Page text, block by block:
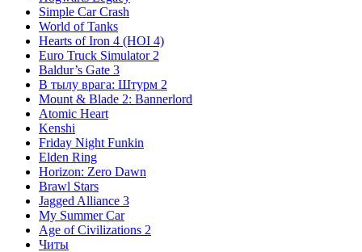
Simple Car Crash
World of Tanks
Hearts of Iron 4 (HOI 4)
Euro Truck Simulator 2
Baldur’s Gate 3
В тылу врага: Штурм 2
Mount & Blade 2: Bannerlord
Atomic Heart
Kenshi
Friday Night Funkin
Elden Ring
Horizon: Zero Dawn
Brawl Stars
Jagged Alliance 3
My Summer Car
Age of Civilizations 2
Читы